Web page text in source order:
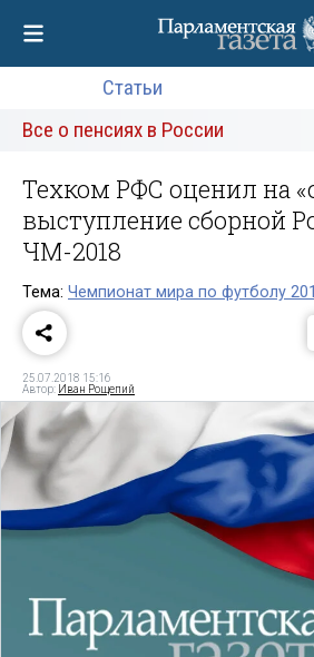
Статьи
Все о пенсиях в России
Техком РФС оценил на
выступление сборной
ЧМ-2018
Тема: Чемпионат мира по футболу
25.07.2018 15:16
Автор: Иван Рощепий